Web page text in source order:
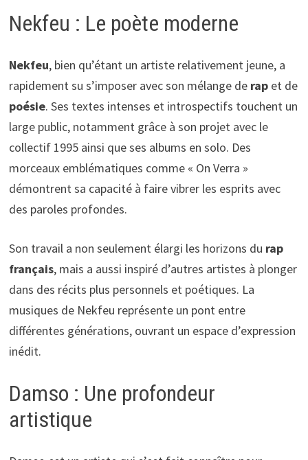
Nekfeu : Le poète moderne
Nekfeu, bien qu’étant un artiste relativement jeune, a
rapidement su s’imposer avec son mélange de rapet de
poésie. Ses textes intenses et introspectifs touchent un
large public, notamment grâce à son projet avec le
collectif 1995 ainsi que ses albums en solo. Des
morceaux emblématiques comme « On Verra »
démontrent sa capacité à faire vibrer les esprits avec
des paroles profondes.
Son travail a non seulement élargi les horizons du rap
français, mais a aussi inspiré d’autres artistes à plonger
dans des récits plus personnels et poétiques. La
musiques de Nekfeu représente un pont entre
différentes générations, ouvrant un espace d’expression
inédit.
Damso : Une profondeur
artistique